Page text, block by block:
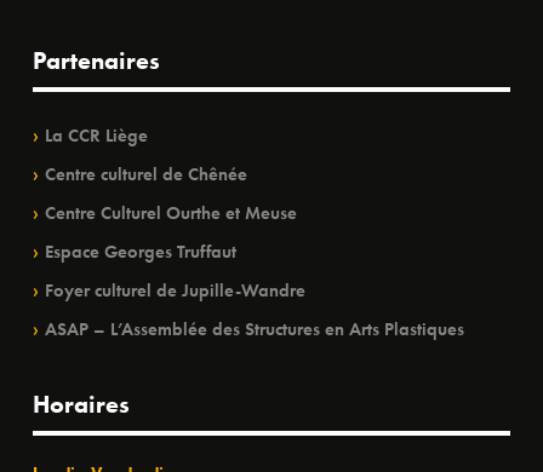
Partenaires
La CCR Liège
Centre culturel de Chênée
Centre Culturel Ourthe et Meuse
Espace Georges Truffaut
Foyer culturel de Jupille-Wandre
ASAP – L’Assemblée des Structures en Arts Plastiques
Horaires